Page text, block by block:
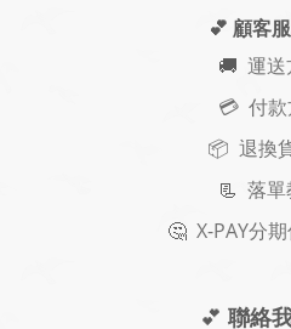
💕 顧客
🚚 運
💳 付款
📦 退換
📃 落單
🤔 X-PAY分期
💕 聯絡